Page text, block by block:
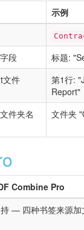
示例
段
标题:
文件
第1行:
Report"
件夹名
文件夹
Combine Pro
— 四种书签来源加